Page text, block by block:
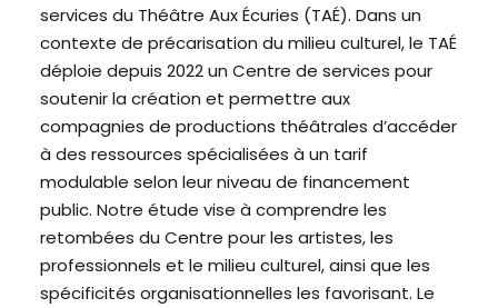
services du Théâtre Aux Écuries (TAÉ). Dans un
contexte de précarisation du milieu culturel, le TAÉ
déploie depuis 2022 un Centre de services pour
soutenir la création et permettre aux
compagnies de productions théâtrales d’accéder
à des ressources spécialisées à un tarif
modulable selon leur niveau de financement
public. Notre étude vise à comprendre les
retombées du Centre pour les artistes, les
professionnels et le milieu culturel, ainsi que les
spécificités organisationnelles les favorisant. Le